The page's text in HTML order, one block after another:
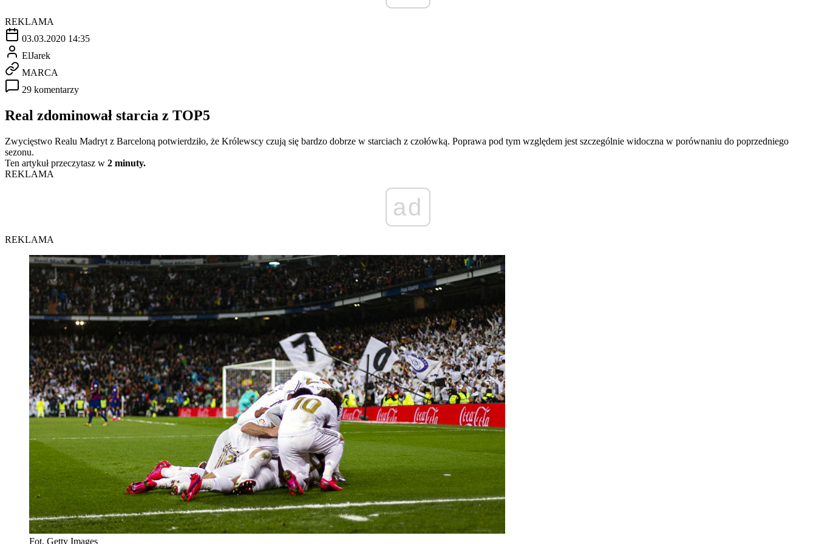
REKLAMA
03.03.2020 14:35
ElJarek
MARCA
29 komentarzy
Real zdominował starcia z TOP5
Zwycięstwo Realu Madryt z Barceloną potwierdziło, że Królewscy czują się bardzo dobrze w starciach z czołówką. Poprawa pod tym względem jest szczególnie widoczna w porównaniu do poprzedniego
sezonu.
Ten artykuł przeczytasz w 2 minuty.
REKLAMA
ad
REKLAMA
Fot. Getty Images